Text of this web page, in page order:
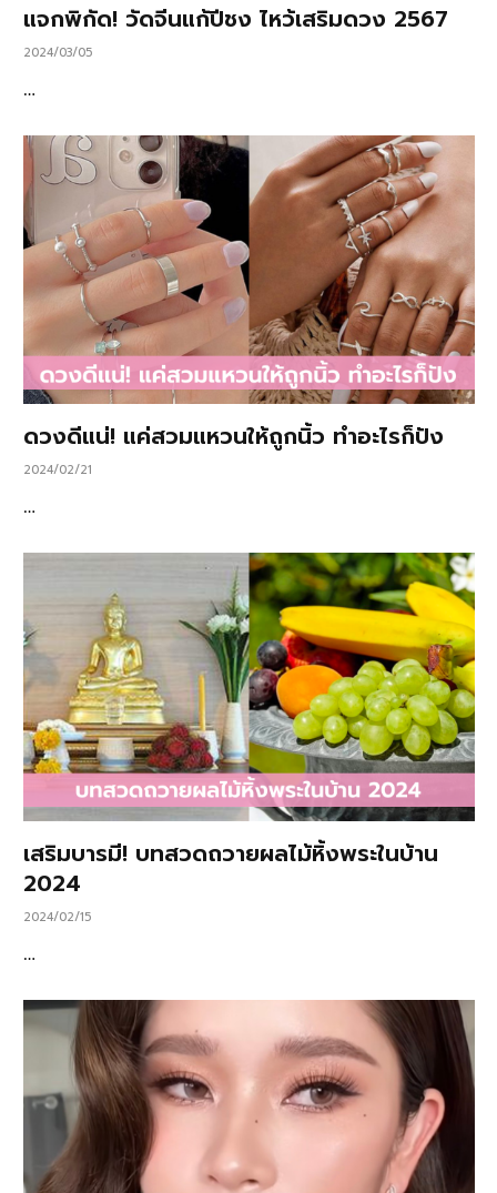
แจกพิกัด! วัดจีนแก้ปีชง ไหว้เสริมดวง 2567
2024/03/05
…
ดวงดีแน่! แค่สวมแหวนให้ถูกนิ้ว ทำอะไรก็ปัง
2024/02/21
…
เสริมบารมี! บทสวดถวายผลไม้หิ้งพระในบ้าน
2024
2024/02/15
…